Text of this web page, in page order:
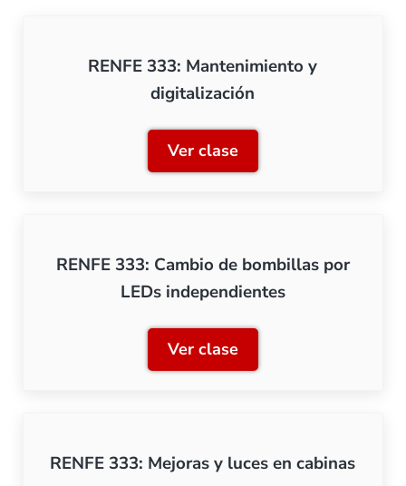
RENFE 333: Mantenimiento y
digitalización
Ver claseRENFE 333:
RENFE 333: Cambio de bombillas por
LEDs independientes
Ver claseRENFE 333: Cambio de
RENFE 333: Mejoras y luces en cabinas